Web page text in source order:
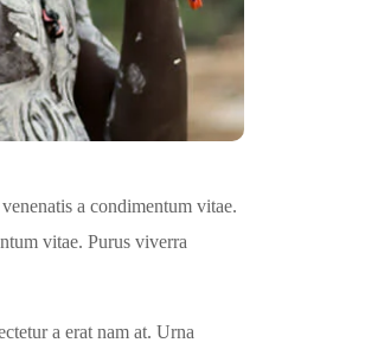
a condimentum vitae.
vitae. Purus viverra
a erat nam at. Urna